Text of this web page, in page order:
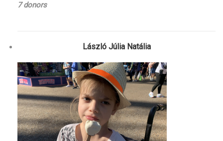
7 donors
László Júlia Natália